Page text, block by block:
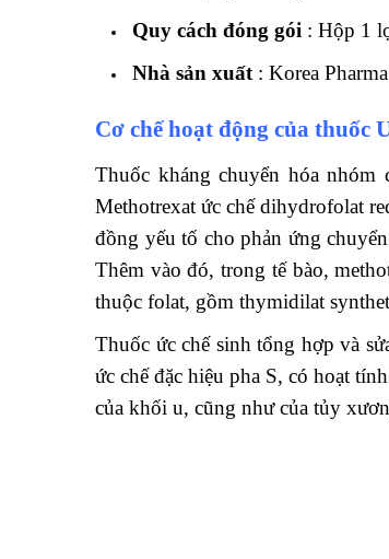
Quy cách đóng gói : Hộp 1
Nhà sản xuất : Korea
Cơ chế hoạt động của thuốc
Thuốc kháng chuyển hóa
Methotrexat ức chế dihydrofolat
đồng yếu tố cho phản ứng
Thêm vào đó, trong tế bào,
thuộc folat, gồm thymidilat
Thuốc ức chế sinh tổng hợp và
ức chế đặc hiệu pha S, có hoạt
của khối u, cũng như của tủy